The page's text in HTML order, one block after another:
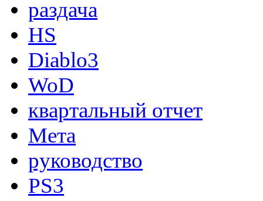
раздача
HS
Diablo3
WoD
квартальный отчет
Мета
руководство
PS3